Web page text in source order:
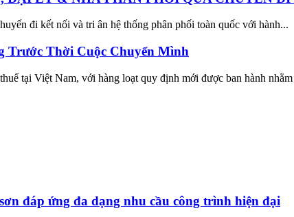
đi kết nối và tri ân hệ thống phân phối toàn quốc với hành...
Trước Thời Cuộc Chuyển Mình
tại Việt Nam, với hàng loạt quy định mới được ban hành
đáp ứng đa dạng nhu cầu công trình hiện đại